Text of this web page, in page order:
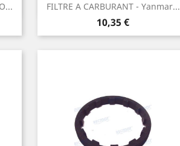
FILTRE A CARBURANT - Yanmar...
Prix
10,35 €
Aperçu rapide